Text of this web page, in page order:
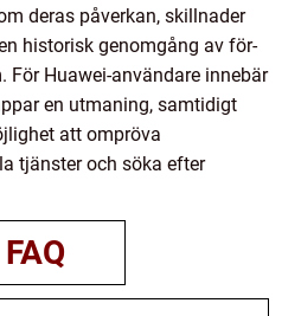
deras påverkan, skillnader
historisk genomgång av för-
För Huawei-användare innebär
en utmaning, samtidigt
att ompröva
tjänster och söka efter
FAQ